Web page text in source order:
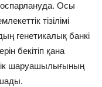
Осы
тізілімі
генетикалық банкі
бекітіп қана
шаруашылығының